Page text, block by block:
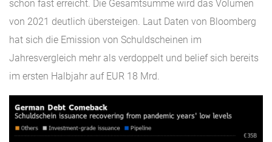
schon fast erreicht. Die Gesamtsumme wird das Volumen
von 2021 deutlich übersteigen. Laut Daten von Bloomberg
hat sich die Emission von Schuldscheinen im
Jahresvergleich mehr als verdoppelt und belief sich bereits
im ersten Halbjahr auf EUR 18 Mrd.